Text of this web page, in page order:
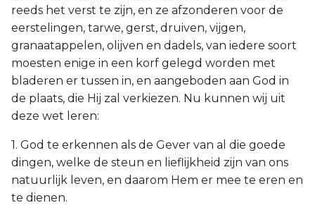
reeds het verst te zijn, en ze afzonderen voor de
eerstelingen, tarwe, gerst, druiven, vijgen,
granaatappelen, olijven en dadels, van iedere soort
moesten enige in een korf gelegd worden met
bladeren er tussen in, en aangeboden aan God in
de plaats, die Hij zal verkiezen. Nu kunnen wij uit
deze wet leren:
1. God te erkennen als de Gever van al die goede
dingen, welke de steun en lieflijkheid zijn van ons
natuurlijk leven, en daarom Hem er mee te eren en
te dienen.